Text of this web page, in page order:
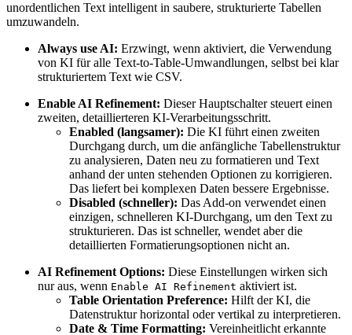
unordentlichen Text intelligent in saubere, strukturierte Tabellen
umzuwandeln.
Always use AI: Erzwingt, wenn aktiviert, die Verwendung
von KI für alle Text-to-Table-Umwandlungen, selbst bei klar
strukturiertem Text wie CSV.
Enable AI Refinement: Dieser Hauptschalter steuert einen
zweiten, detaillierteren KI-Verarbeitungsschritt.
Enabled (langsamer): Die KI führt einen zweiten
Durchgang durch, um die anfängliche Tabellenstruktur
zu analysieren, Daten neu zu formatieren und Text
anhand der unten stehenden Optionen zu korrigieren.
Das liefert bei komplexen Daten bessere Ergebnisse.
Disabled (schneller): Das Add-on verwendet einen
einzigen, schnelleren KI-Durchgang, um den Text zu
strukturieren. Das ist schneller, wendet aber die
detaillierten Formatierungsoptionen nicht an.
AI Refinement Options: Diese Einstellungen wirken sich
nur aus, wenn Enable AI Refinement aktiviert ist.
Table Orientation Preference: Hilft der KI, die
Datenstruktur horizontal oder vertikal zu interpretieren.
Date & Time Formatting: Vereinheitlicht erkannte